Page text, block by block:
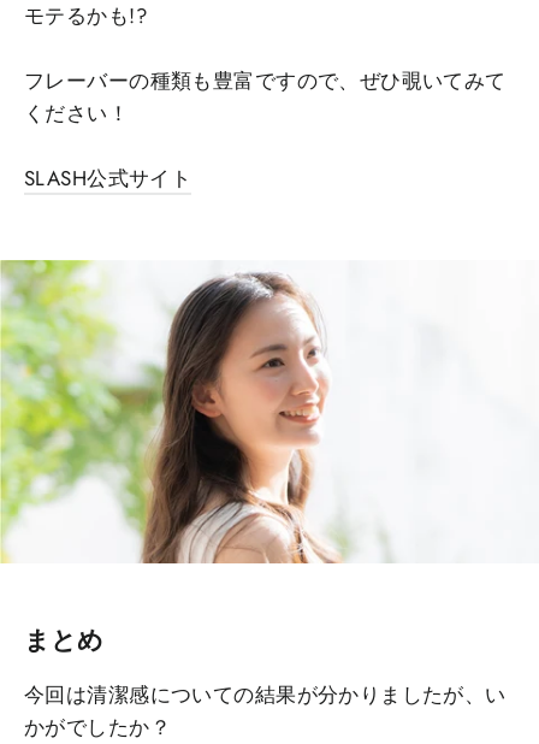
モテるかも!?
フレーバーの種類も豊富ですので、ぜひ覗いてみて
ください！
SLASH公式サイト
まとめ
今回は清潔感についての結果が分かりましたが、い
かがでしたか？